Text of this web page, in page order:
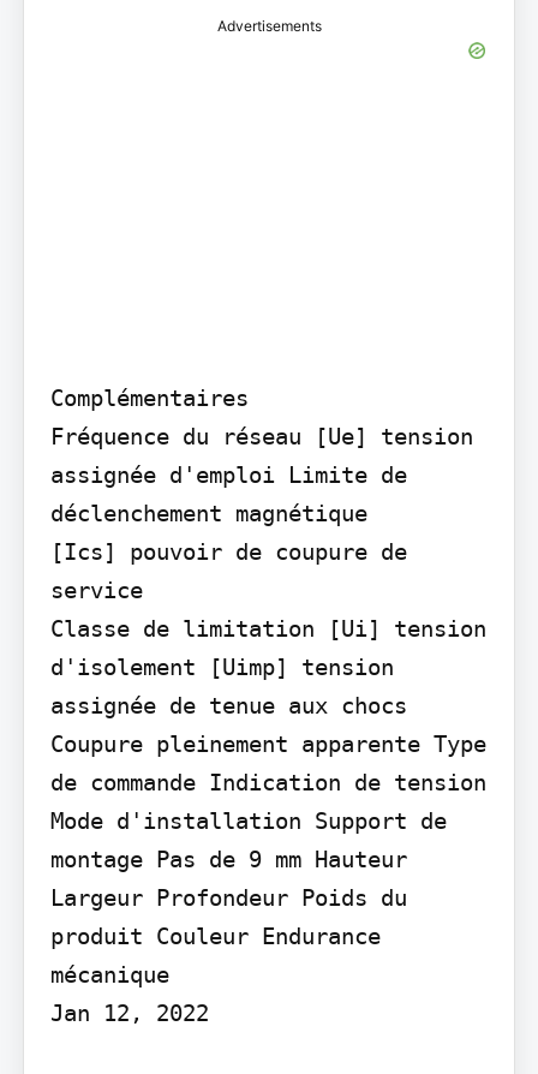
Advertisements
Complémentaires
Fréquence du réseau [Ue] tension
assignée d'emploi Limite de
déclenchement magnétique
[Ics] pouvoir de coupure de
service
Classe de limitation [Ui] tension
d'isolement [Uimp] tension
assignée de tenue aux chocs
Coupure pleinement apparente Type
de commande Indication de tension
Mode d'installation Support de
montage Pas de 9 mm Hauteur
Largeur Profondeur Poids du
produit Couleur Endurance
mécanique
Jan 12, 2022